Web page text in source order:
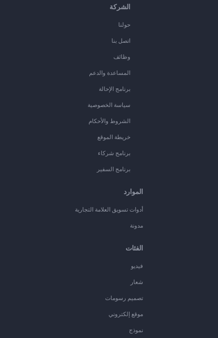
الشركة
حولنا
اتصل بنا
وظائف
المساعدة والدعم
برنامج الإحالة
سياسة الخصوصية
الشروط والأحكام
خريطة الموقع
برنامج شركاء
برنامج السفير
الموارد
أدوات تسويق العلامة التجارية
مدونة
الفئات
فيديو
شعار
تصميم رسومات
موقع إلكتروني
نموذج